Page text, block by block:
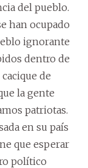
del pueblo.
han ocupado
ignorante
dentro de
de
la gente
patriotas.
en su país
que esperar
político